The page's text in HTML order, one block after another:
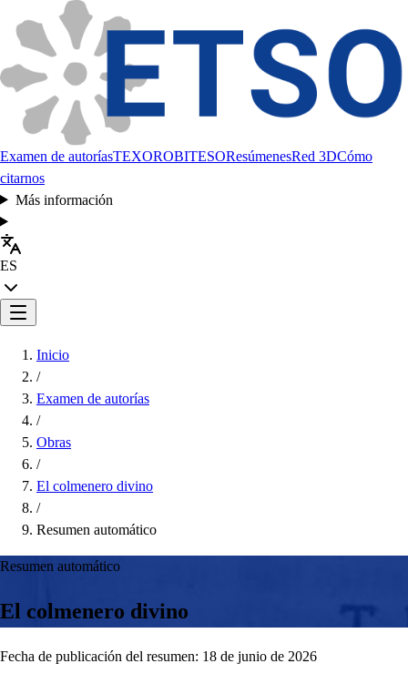
Examen de autoríasTEXOROBITESOResúmenesRed 3DCómo
citarnos
Más información
ES
Inicio
/
Examen de autorías
/
Obras
/
El colmenero divino
/
Resumen automático
Resumen automático
El colmenero divino
Fecha de publicación del resumen: 18 de junio de 2026